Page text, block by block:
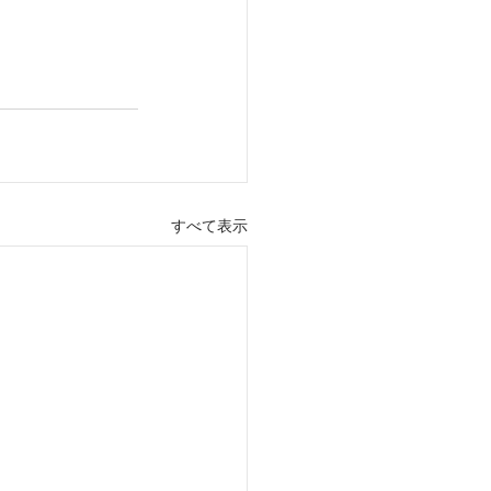
すべて表示